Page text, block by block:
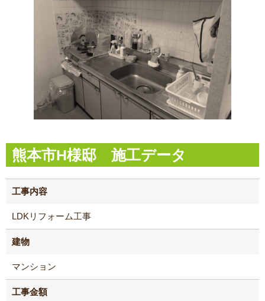
熊本市H様邸 施工データ
工事内容
LDKリフォーム工事
建物
マンション
工事金額